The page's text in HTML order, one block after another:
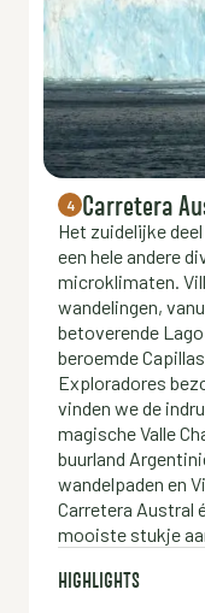
4 Carretera
Het zuidelijke
een hele andere
microklimaten.
wandelingen,
betoverende Lago
beroemde
Exploradores
vinden we de
magische Valle
buurland
wandelpaden en
Carretera Austral
mooiste stukje
HIGHLIGHTS